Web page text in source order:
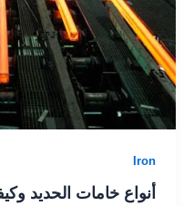
Iron
أنواع خامات الحديد